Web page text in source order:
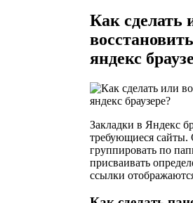
Как сделать
яндекс
Закладки в Яндекс
требующиеся
группировать по
присваивать
ссылки